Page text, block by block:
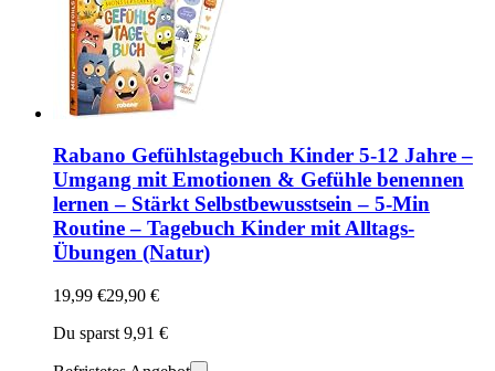
Rabano Gefühlstagebuch Kinder 5-12 Jahre –
Umgang mit Emotionen & Gefühle benennen
lernen – Stärkt Selbstbewusstsein – 5-Min
Routine – Tagebuch Kinder mit Alltags-
Übungen (Natur)
19,99 €29,90 €
Du sparst 9,91 €